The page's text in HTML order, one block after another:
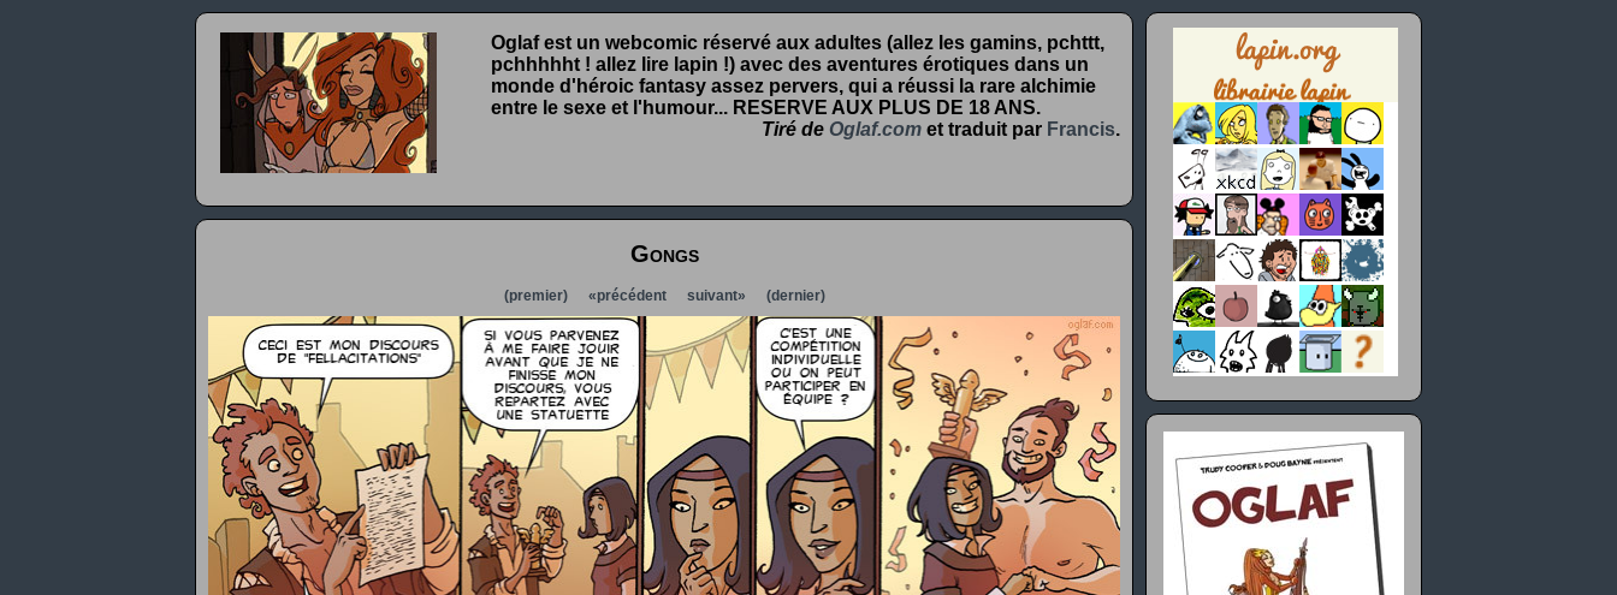
Oglaf est un webcomic réservé aux adultes (allez les gamins, pchttt,
pchhhhht ! allez lire lapin !) avec des aventures érotiques dans un
monde d'héroic fantasy assez pervers, qui a réussi la rare alchimie
entre le sexe et l'humour... RESERVE AUX PLUS DE 18 ANS.
Tiré de Oglaf.com et traduit par Francis.
Gongs
(premier) «précédent suivant» (dernier)